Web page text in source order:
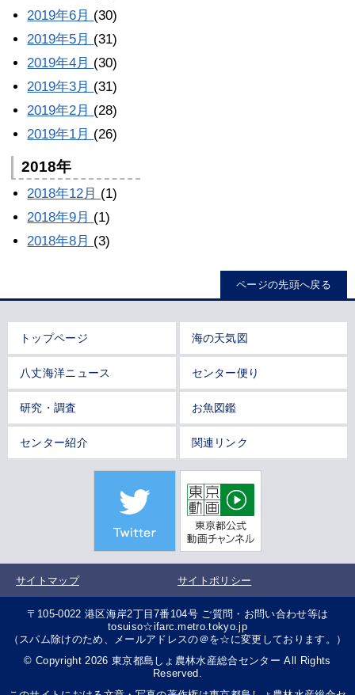
2019年6月 (30)
2019年5月 (31)
2019年4月 (30)
2019年3月 (31)
2019年2月 (28)
2019年1月 (26)
2018年
2018年12月 (1)
2018年9月 (1)
2018年8月 (3)
ページの先頭へ戻る
トップページ 海の天気図
八丈海洋ニュース センター便り
研究・調査 お魚図鑑
センター紹介 関連リンク
サイトマップ サイトポリシー
〒105-0022 港区海岸2丁目7番104号 ご質問・お問い合わせ等は
tosuiso☆ifarc.metro.tokyo.jp
（スパム除けのため、メールアドレスの＠を☆に変更しております。）
© Copyright 2026 東京都島しょ農林水産総合センター All Rights
Reserved.